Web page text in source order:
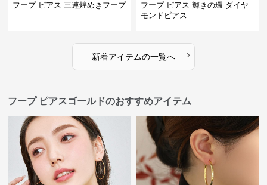
フープ ピアス 三連煌めきフープ
フープ ピアス 輝きの環 ダイヤ
モンドピアス
新着アイテムの一覧へ ›
フープ ピアスゴールドのおすすめアイテム